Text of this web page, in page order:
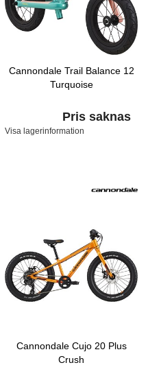
Cannondale Trail Balance 12
Turquoise
Pris saknas
Visa lagerinformation
Cannondale Cujo 20 Plus
Crush